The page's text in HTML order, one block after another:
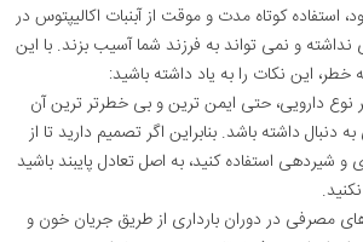
استفاده کوتاه مدت و موقت از آبنبات اکالیپتوس در
و نمی تواند به فرزند شما آسیب بزند. با این
این نکات را به یاد داشته باشید:
نوع دارویی، حتی ایمن ترین و بی خطرتر ترین آن
داشته باشد. بنابراین اگر تصمیم دارید تا از
و شیردهی استفاده کنید، به اصل تعادل پایبند باشید
مصرفی در دوران بارداری از طریق جریان خون و